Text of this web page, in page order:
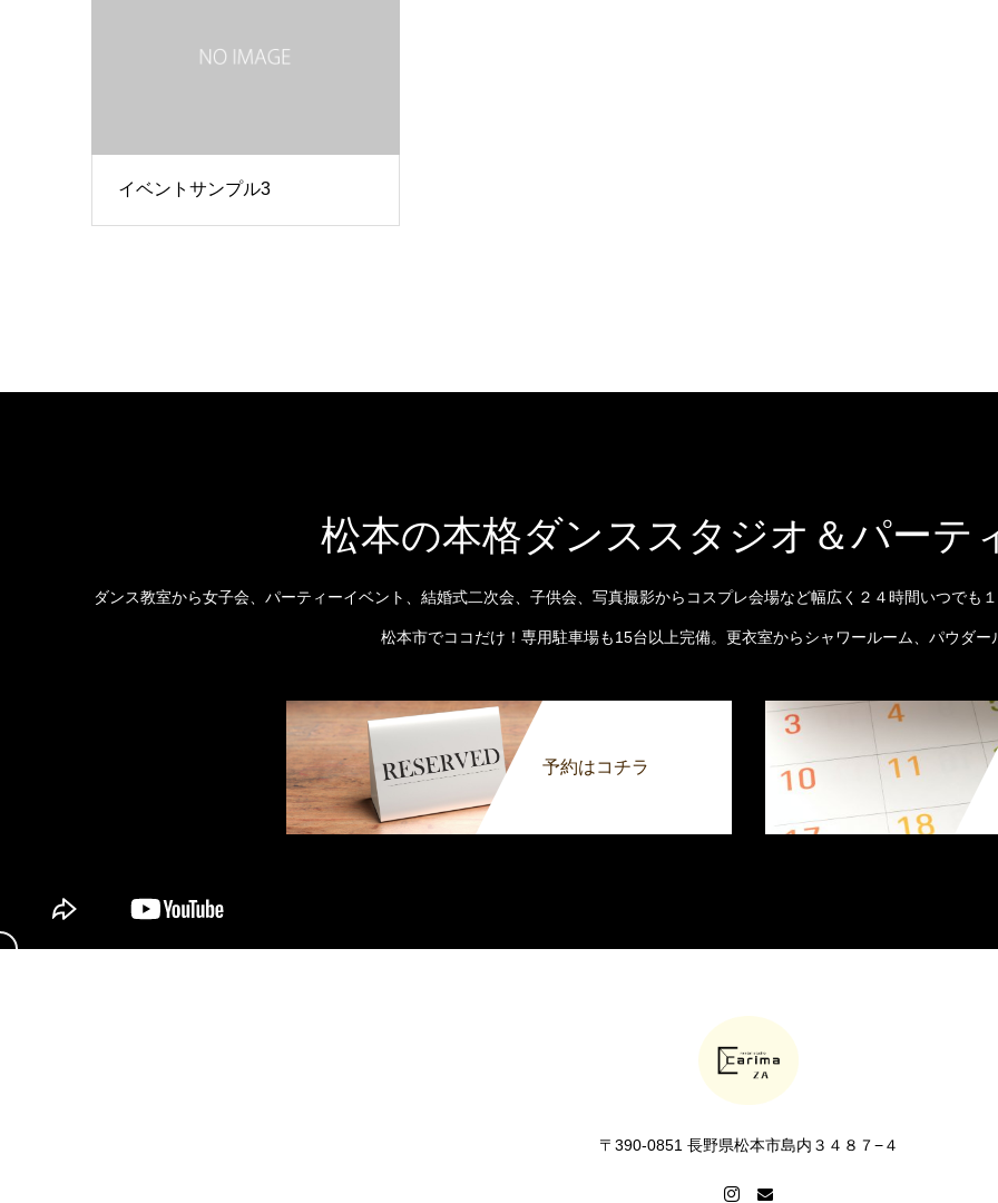
イベントサンプル3
松本の本格ダンススタジオ＆パーテ
ダンス教室から女子会、パーティーイベント、結婚式二次会、子供会、写真撮影からコスプレ会場など幅広く２４時間いつでも
松本市でココだけ！専用駐車場も15台以上完備。更衣室からシャワールーム、パウダー
予約はコチラ
〒390-0851 長野県松本市島内３４８７−４